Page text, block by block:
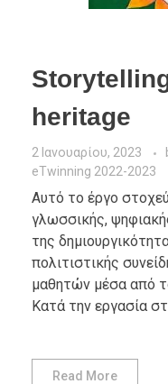
heritage
2 Ιανουαρίου, 2023
eTwinning 2022-2023
Αυτό το έργο
γλωσσικής,
της
πολιτιστικής
μαθητών μέσα από
Κατά την εργασία
Read More